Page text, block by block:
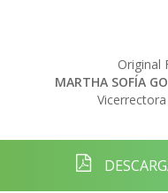
Original
MARTHA SOFÍA